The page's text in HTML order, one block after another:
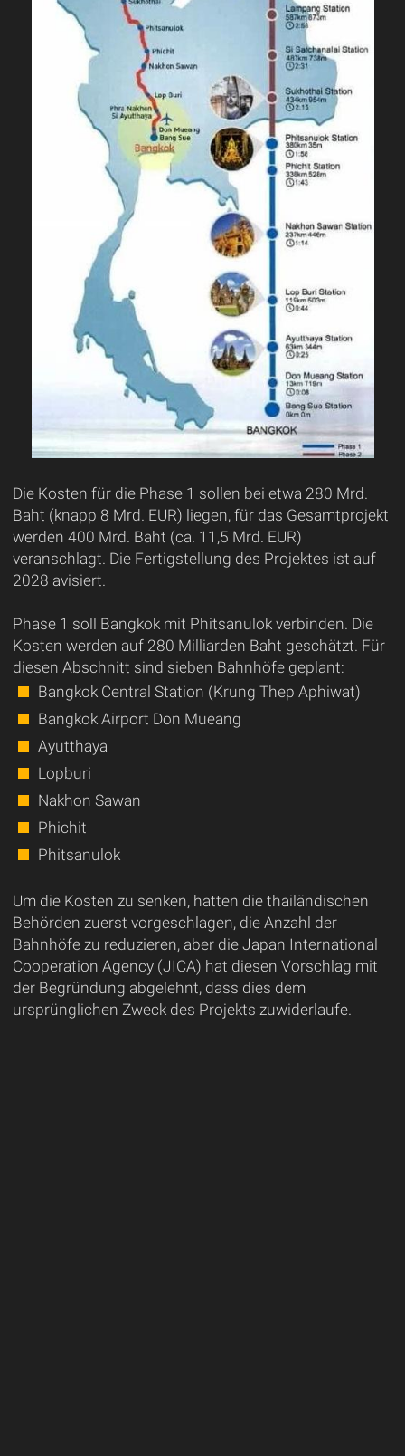
Die Kosten für die Phase 1 sollen bei etwa 280 Mrd.
Baht (knapp 8 Mrd. EUR) liegen, für das Gesamtprojekt
werden 400 Mrd. Baht (ca. 11,5 Mrd. EUR)
veranschlagt. Die Fertigstellung des Projektes ist auf
2028 avisiert.
Phase 1 soll Bangkok mit Phitsanulok verbinden. Die
Kosten werden auf 280 Milliarden Baht geschätzt. Für
diesen Abschnitt sind sieben Bahnhöfe geplant:
Bangkok Central Station (Krung Thep Aphiwat)
Bangkok Airport Don Mueang
Ayutthaya
Lopburi
Nakhon Sawan
Phichit
Phitsanulok
Um die Kosten zu senken, hatten die thailändischen
Behörden zuerst vorgeschlagen, die Anzahl der
Bahnhöfe zu reduzieren, aber die Japan International
Cooperation Agency (JICA) hat diesen Vorschlag mit
der Begründung abgelehnt, dass dies dem
ursprünglichen Zweck des Projekts zuwiderlaufe.